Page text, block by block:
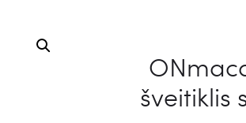
šveitiklis